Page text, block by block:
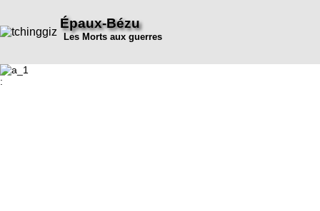
Épaux-Bézu
Les Morts aux guerres
: